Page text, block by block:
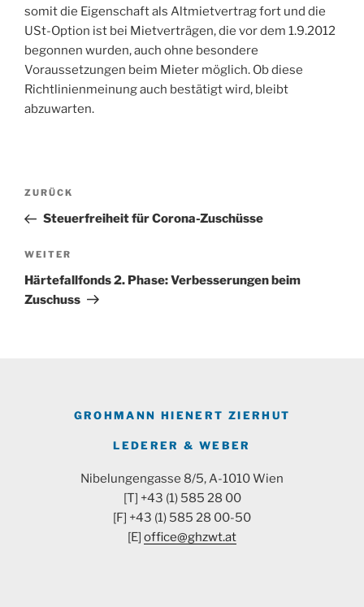
somit die Eigenschaft als Altmietvertrag fort und die
USt-Option ist bei Mietverträgen, die vor dem 1.9.2012
begonnen wurden, auch ohne besondere
Voraussetzungen beim Mieter möglich. Ob diese
Richtlinienmeinung auch bestätigt wird, bleibt
abzuwarten.
Beitragsnavigation
Vorheriger
Beitrag
ZURÜCK
Steuerfreiheit für Corona-Zuschüsse
Nächster
Beitrag
WEITER
Härtefallfonds 2. Phase: Verbesserungen beim
Zuschuss
GROHMANN HIENERT ZIERHUT
LEDERER & WEBER
Nibelungengasse 8/5, A-1010 Wien
[T] +43 (1) 585 28 00
[F] +43 (1) 585 28 00-50
[E] office@ghzwt.at